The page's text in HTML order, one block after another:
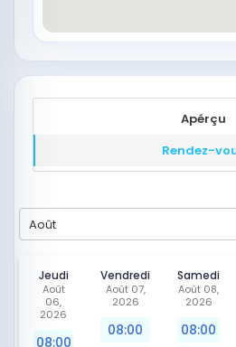
Apérçu
Rendez-
Août
Jeudi
Août
06,
2026
08:00
Vendredi
Août 07,
2026
08:00
Samedi
Août 08,
2026
08:00